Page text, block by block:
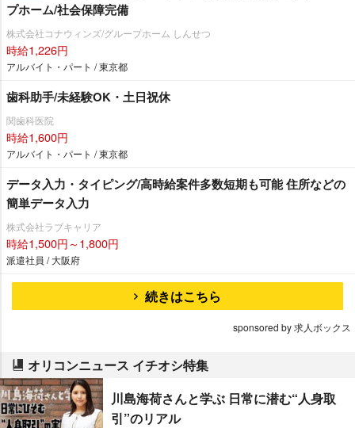
プホーム/社会保障完備
株式会社コナウィンズ/グループホーム しんせつ
時給1,226円
アルバイト・パート / 東京都
歯科助手/未経験OK・土日祝休
関歯科医院
時給1,600円
アルバイト・パート / 東京都
データ入力・タイピング/高時給案件多数短期も可能 住所などの
簡単データ入力
株式会社ラブキャリア
時給1,500円～1,800円
派遣社員 / 大阪府
続きはこちら
sponsored by 求人ボックス
オリコンニュース イチオシ特集
川島海荷さんと学ぶ 日常に潜む“人身取
引”のリアル